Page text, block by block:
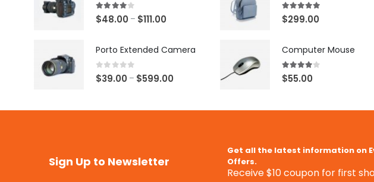
4.00 out of 5
$48.00 – $111.00
Porto Extended Camera
0 out of 5
$39.00 – $599.00
5.00out of 5
$299.00
Computer Mouse
4.00 out of 5
$55.00
Sign Up to Newsletter
Get all the latest information on
Offers.
Receive $10 coupon for first